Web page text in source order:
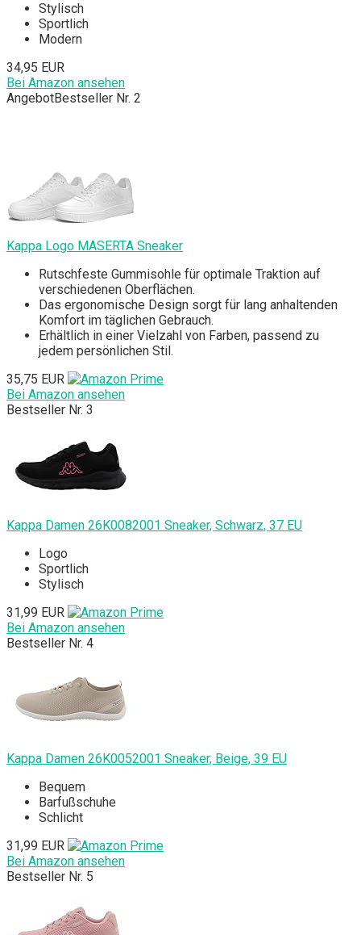
Stylisch
Sportlich
Modern
34,95 EUR
Bei Amazon ansehen
AngebotBestseller Nr. 2
Kappa Logo MASERTA Sneaker
Rutschfeste Gummisohle für optimale Traktion auf
verschiedenen Oberflächen.
Das ergonomische Design sorgt für lang anhaltenden
Komfort im täglichen Gebrauch.
Erhältlich in einer Vielzahl von Farben, passend zu
jedem persönlichen Stil.
35,75 EUR
Bei Amazon ansehen
Bestseller Nr. 3
Kappa Damen 26K0082001 Sneaker, Schwarz, 37 EU
Logo
Sportlich
Stylisch
31,99 EUR
Bei Amazon ansehen
Bestseller Nr. 4
Kappa Damen 26K0052001 Sneaker, Beige, 39 EU
Bequem
Barfußschuhe
Schlicht
31,99 EUR
Bei Amazon ansehen
Bestseller Nr. 5